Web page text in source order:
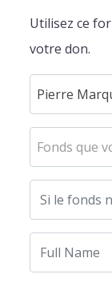
Utilisez ce
votre don.
Pierre
Fonds que